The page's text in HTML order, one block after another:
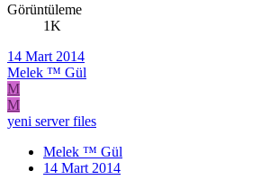
Görüntüleme
1K
14 Mart 2014
Melek ™ Gül
M
M
yeni server files
Melek ™ Gül
14 Mart 2014